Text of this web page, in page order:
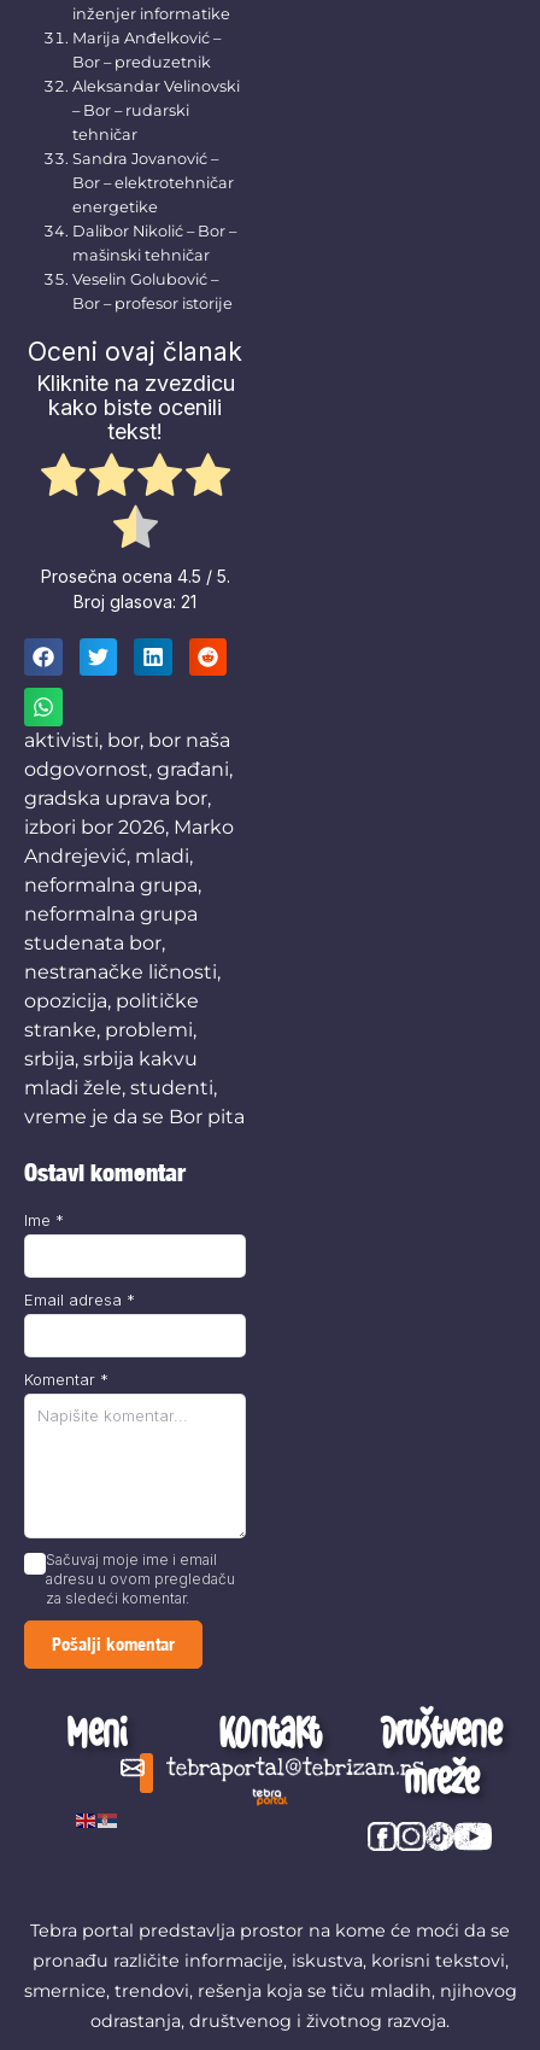
inženjer informatike
Marija Anđelković –
Bor – preduzetnik
Aleksandar Velinovski
– Bor – rudarski
tehničar
Sandra Jovanović –
Bor – elektrotehničar
energetike
Dalibor Nikolić – Bor –
mašinski tehničar
Veselin Golubović –
Bor – profesor istorije
Oceni ovaj članak
Kliknite na zvezdicu
kako biste ocenili
tekst!
Prosečna ocena 4.5 / 5.
Broj glasova: 21
aktivisti, bor, bor naša
odgovornost, građani,
gradska uprava bor,
izbori bor 2026, Marko
Andrejević, mladi,
neformalna grupa,
neformalna grupa
studenata bor,
nestranačke ličnosti,
opozicija, političke
stranke, problemi,
srbija, srbija kakvu
mladi žele, studenti,
vreme je da se Bor pita
Ostavi komentar
Komentar *
Ime *
Email adresa *
Sačuvaj moje ime i email
adresu u ovom pregledaču
za sledeći komentar.
Meni Kontakt
tebraportal@tebrizam.rs
Društvene
mreže
Tebra portal predstavlja prostor na kome će moći da se
pronađu različite informacije, iskustva, korisni tekstovi,
smernice, trendovi, rešenja koja se tiču mladih, njihovog
odrastanja, društvenog i životnog razvoja.